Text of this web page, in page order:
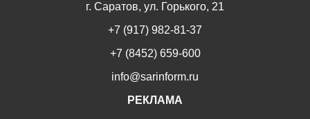
г. Саратов, ул. Горького, 21
+7 (917) 982-81-37
+7 (8452) 659-600
info@sarinform.ru
РЕКЛАМА